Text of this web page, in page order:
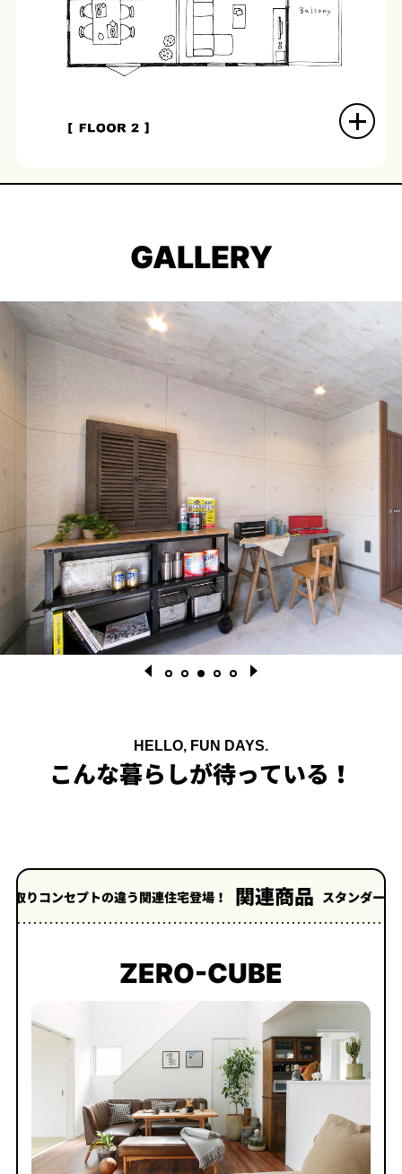
GALLERY
1 2 3 4 5
HELLO, FUN DAYS.
こんな暮らしが待っている！
トの違う関連住宅登場！ 関連商品 スタンダードハウス
ZERO-CUBE